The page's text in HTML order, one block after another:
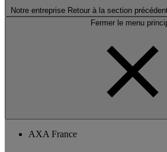
Notre entreprise Retour à la section
Fermer le menu
AXA France